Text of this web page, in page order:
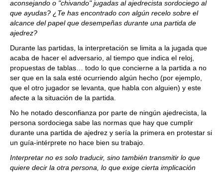
aconsejando o "chivando" jugadas al ajedrecista sordociego al
que ayudas? ¿Te has encontrado con algún recelo sobre el
alcance del papel que desempeñas durante una partida de
ajedrez?
Durante las partidas, la interpretación se limita a la jugada que
acaba de hacer el adversario, al tiempo que indica el reloj,
propuestas de tablas… todo lo que concierne a la partida a no
ser que en la sala esté ocurriendo algún hecho (por ejemplo,
que el otro jugador se levanta, que habla con alguien) y este
afecte a la situación de la partida.
No he notado desconfianza por parte de ningún ajedrecista, la
persona sordociega sabe las normas que hay que cumplir
durante una partida de ajedrez y sería la primera en protestar si
un guía-intérprete no hace bien su trabajo.
Interpretar no es solo traducir, sino también transmitir lo que
quiere decir la otra persona, lo que exige cierta implicación